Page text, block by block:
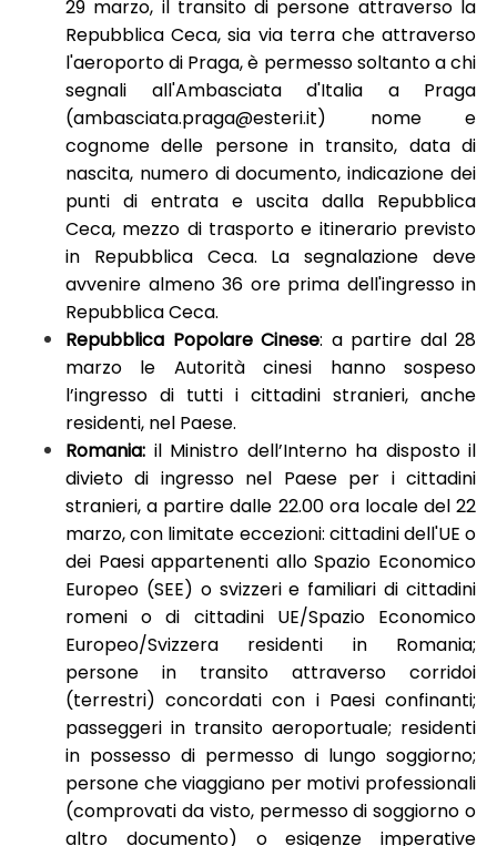
29 marzo, il transito di persone attraverso la
Repubblica Ceca, sia via terra che attraverso
l'aeroporto di Praga, è permesso soltanto a chi
segnali all'Ambasciata d'Italia a Praga
(ambasciata.praga@esteri.it) nome e
cognome delle persone in transito, data di
nascita, numero di documento, indicazione dei
punti di entrata e uscita dalla Repubblica
Ceca, mezzo di trasporto e itinerario previsto
in Repubblica Ceca. La segnalazione deve
avvenire almeno 36 ore prima dell'ingresso in
Repubblica Ceca.
Repubblica Popolare Cinese: a partire dal 28
marzo le Autorità cinesi hanno sospeso
l’ingresso di tutti i cittadini stranieri, anche
residenti, nel Paese.
Romania: il Ministro dell’Interno ha disposto il
divieto di ingresso nel Paese per i cittadini
stranieri, a partire dalle 22.00 ora locale del 22
marzo, con limitate eccezioni: cittadini dell'UE o
dei Paesi appartenenti allo Spazio Economico
Europeo (SEE) o svizzeri e familiari di cittadini
romeni o di cittadini UE/Spazio Economico
Europeo/Svizzera residenti in Romania;
persone in transito attraverso corridoi
(terrestri) concordati con i Paesi confinanti;
passeggeri in transito aeroportuale; residenti
in possesso di permesso di lungo soggiorno;
persone che viaggiano per motivi professionali
(comprovati da visto, permesso di soggiorno o
altro documento) o esigenze imperative